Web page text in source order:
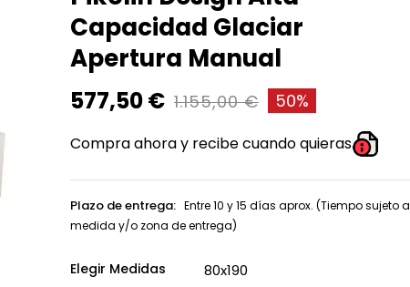
Capacidad Glaciar
Apertura Manual
577,50 € 1.155,00 € 50%
Compra ahora y recibe cuando quieras
Plazo de entrega: Entre 10 y 15 días aprox. (Tiempo sujeto a
medida y/o zona de entrega)
Elegir Medidas